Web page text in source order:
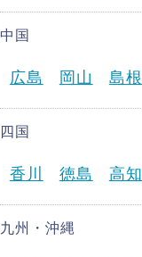
中国
広島 岡山 島根
四国
香川 徳島 高知
九州・沖縄